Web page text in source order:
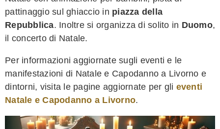
pattinaggio sul ghiaccio in piazza della
Repubblica. Inoltre si organizza di solito in Duomo,
il concerto di Natale.
Per informazioni aggiornate sugli eventi e le
manifestazioni di Natale e Capodanno a Livorno e
dintorni, visita le pagine aggiornate per gli eventi
Natale e Capodanno a Livorno.